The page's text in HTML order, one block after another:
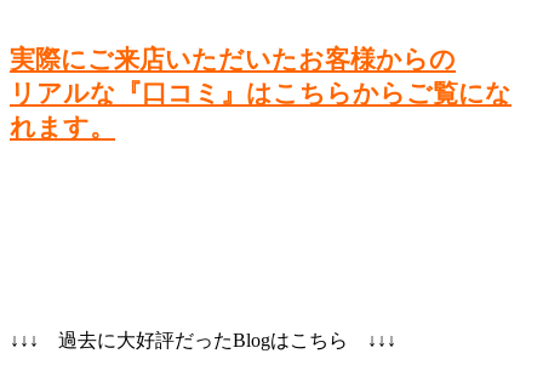
実際にご来店いただいたお客様からの
リアルな『口コミ』はこちらからご覧にな
れます。
↓↓↓ 過去に大好評だったBlogはこちら ↓↓↓